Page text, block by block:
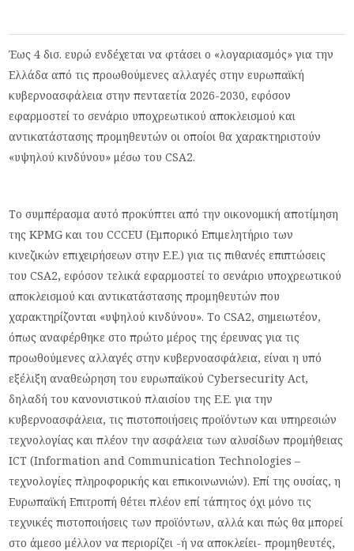
Έως 4 δισ. ευρώ ενδέχεται να φτάσει ο «λογαριασμός» για την
Ελλάδα από τις προωθούμενες αλλαγές στην ευρωπαϊκή
κυβερνοασφάλεια στην πενταετία 2026-2030, εφόσον
εφαρμοστεί το σενάριο υποχρεωτικού αποκλεισμού και
αντικατάστασης προμηθευτών οι οποίοι θα χαρακτηριστούν
«υψηλού κινδύνου» μέσω του CSA2.
Το συμπέρασμα αυτό προκύπτει από την οικονομική αποτίμηση
της KPMG και του CCCEU (Εμπορικό Επιμελητήριο των
κινεζικών επιχειρήσεων στην Ε.Ε.) για τις πιθανές επιπτώσεις
του CSA2, εφόσον τελικά εφαρμοστεί το σενάριο υποχρεωτικού
αποκλεισμού και αντικατάστασης προμηθευτών που
χαρακτηρίζονται «υψηλού κινδύνου». Το CSA2, σημειωτέον,
όπως αναφέρθηκε στο πρώτο μέρος της έρευνας για τις
προωθούμενες αλλαγές στην κυβερνοασφάλεια, είναι η υπό
εξέλιξη αναθεώρηση του ευρωπαϊκού Cybersecurity Act,
δηλαδή του κανονιστικού πλαισίου της Ε.Ε. για την
κυβερνοασφάλεια, τις πιστοποιήσεις προϊόντων και υπηρεσιών
τεχνολογίας και πλέον την ασφάλεια των αλυσίδων προμήθειας
ICT (Information and Communication Technologies –
τεχνολογίες πληροφορικής και επικοινωνιών). Επί της ουσίας, η
Ευρωπαϊκή Επιτροπή θέτει πλέον επί τάπητος όχι μόνο τις
τεχνικές πιστοποιήσεις των προϊόντων, αλλά και πώς θα μπορεί
στο άμεσο μέλλον να περιορίζει -ή να αποκλείει- προμηθευτές,